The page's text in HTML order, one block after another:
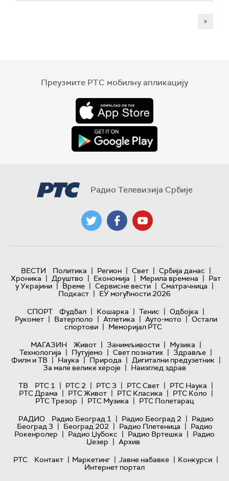
>
Преузмите РТС мобилну апликацију
Радио Телевизија Србије
ВЕСТИ Политика | Регион | Свет | Србија данас |
Хроника | Друштво | Економија | Мерила времена | Рат
у Украјини | Време | Сервисне вести | Сматрачница |
Подкаст | ЕУ могућности 2026
СПОРТ
Фудбал | Кошарка | Тенис | Одбојка |
Рукомет | Ватерполо | Атлетика | Ауто-мото | Остали
спортови | Меморијал РТС
МАГАЗИН
Живот | Занимљивости | Музика |
Технологијa | Путујемо | Свет познатих | Здравље |
Филм и ТВ | Наука | Природа | Дигитални предузетник |
За мале велике хероје | Наизглед здрав
ТВ
РТС 1 | РТС 2 | РТС 3 | РТС Свет | РТС Наука |
РТС Драма | РТС Живот | РТС Класика | РТС Коло |
РТС Трезор | РТС Музика | РТС Полетарац
РАДИО
Радио Београд 1 | Радио Београд 2 | Радио
Београд 3 | Београд 202 | Радио Плетеница | Радио
Рокенролер | Радио Џубокс | Радио Вртешка | Радио
Џезер | Архив
РТС
Контакт | Маркетинг | Јавне набавке | Конкурси |
Интернет портал